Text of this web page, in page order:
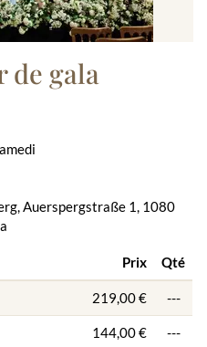
de gala
Auerspergstraße 1, 1080
Prix Qté
219,00 € ---
144,00 € ---